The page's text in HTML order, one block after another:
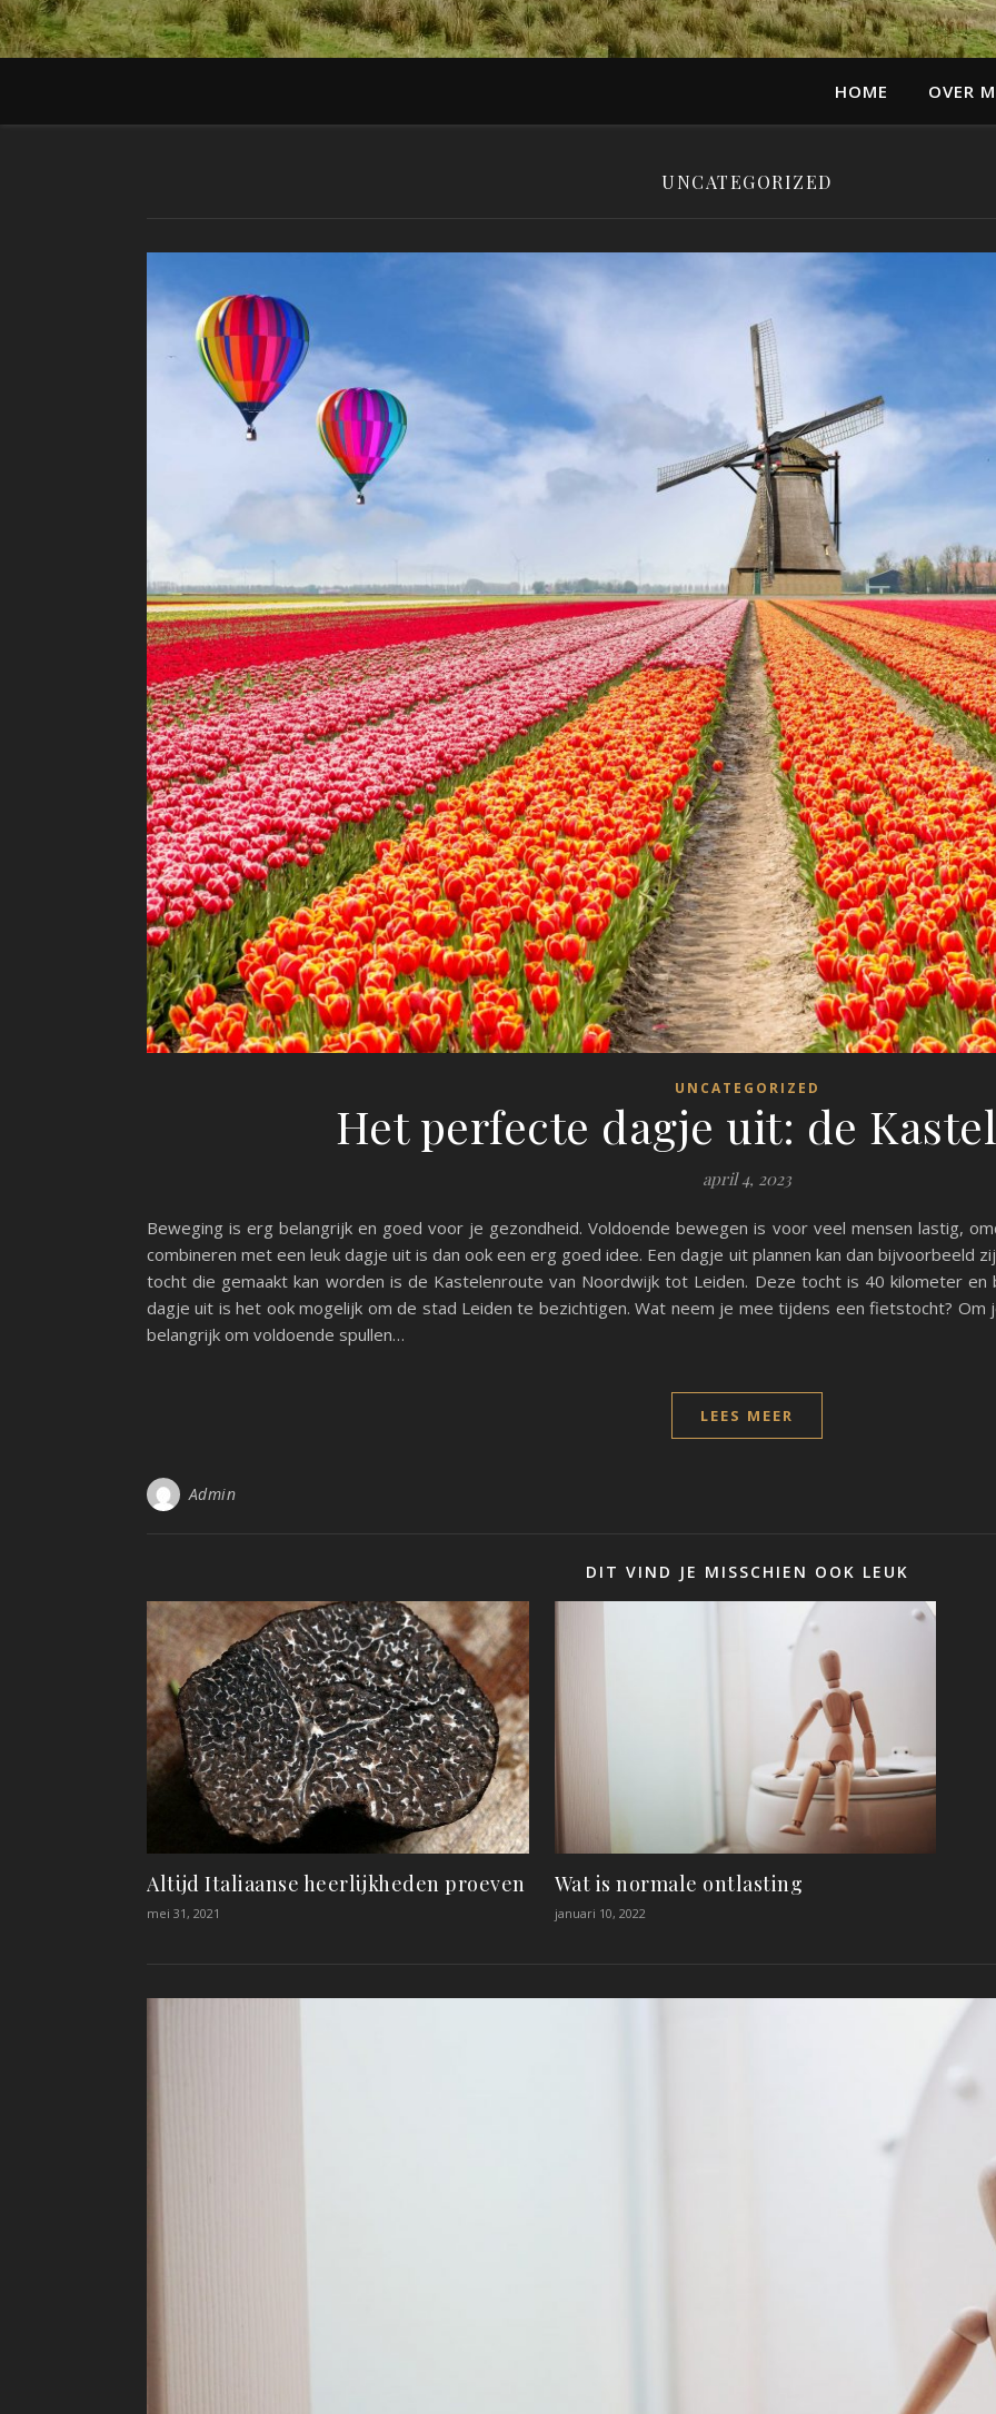
HOME OVER
UNCATEGORIZED
UNCATEGORIZED
Het perfecte dagje uit: de
april 4, 2023
Beweging is erg belangrijk en goed voor je gezondheid. Voldoende bewegen is voor veel mensen lastig,
combineren met een leuk dagje uit is dan ook een erg goed idee. Een dagje uit plannen kan dan bijvoorbeeld
tocht die gemaakt kan worden is de Kastelenroute van Noordwijk tot Leiden. Deze tocht is 40 kilometer
dagje uit is het ook mogelijk om de stad Leiden te bezichtigen. Wat neem je mee tijdens een fietstocht?
belangrijk om voldoende spullen…
LEES MEER
Admin
DIT VIND JE MISSCHIEN OOK LEUK
Altijd Italiaanse heerlijkheden proeven
mei 31, 2021
Wat is normale ontlasting
januari 10, 2022